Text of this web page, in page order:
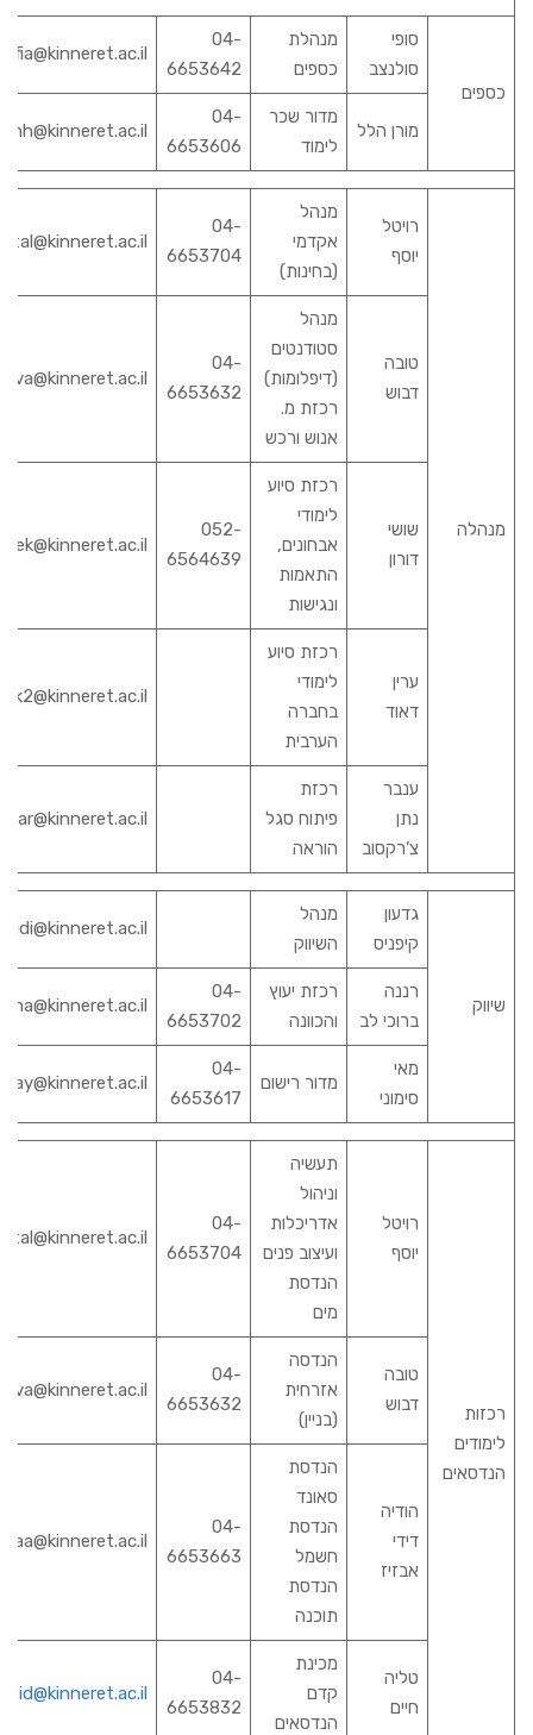
כספים
סופי
סולנצב
מנהלת
כספים
04-
6653642
מורן הלל
מדור שכר
לימוד
04-
6653606
מנהלה
רויטל
יוסף
מנהל
אקדמי
(בחינות)
04-
6653704
טובה
דבוש
מנהל
סטודנטים
(דיפלומות)
רכזת מ.
אנוש ורכש
04-
6653632
שושי
דורון
רכזת סיוע
לימודי
אבחונים,
התאמות
ונגישות
052-
6564639
ערין
דאוד
רכזת סיוע
לימודי
בחברה
הערבית
ענבר
נתן
צ’רקסוב
רכזת
פיתוח סגל
הוראה
שיווק
גדעון
קיפניס
מנהל
השיווק
gidi@kinneret.ac.il
רננה
ברוכי לב
רכזת יעוץ
והכוונה
04-
6653702
מאי
סימוני
מדור רישום
04-
6653617
רכזות
לימודים
הנדסאים
רויטל
יוסף
תעשיה
וניהול
אדריכלות
ועיצוב פנים
הנדסת
מים
04-
6653704
טובה
דבוש
הנדסה
אזרחית
(בניין)
04-
6653632
הודיה
דידי
אבזיז
הנדסת
סאונד
הנדסת
חשמל
הנדסת
תוכנה
04-
6653663
טליה
חיים
מכינת
קדם
הנדסאים
04-
6653832
atid@kinneret.ac.il